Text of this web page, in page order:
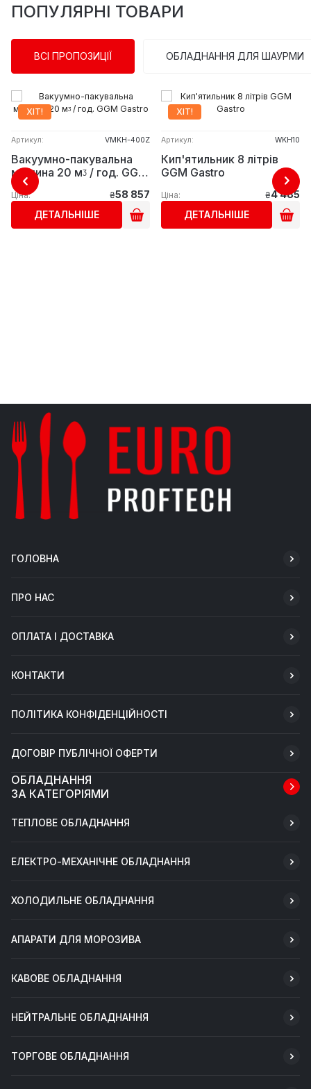
ПОПУЛЯРНІ ТОВАРИ
ВСІ ПРОПОЗИЦІЇ ОБЛАДНАННЯ ДЛЯ ШАУРМИ
ХІТ!
Артикул: VMKH-400Z
Вакуумно-пакувальна
машина 20 мᶾ / год. GGM
Gastro
Ціна: ₴58 857
ДЕТАЛЬНІШЕ
ХІТ!
Артикул: WKH10
Кип'ятильник 8 літрів
GGM Gastro
Ціна: ₴4 485
ДЕТАЛЬНІШЕ
ГОЛОВНА
ПРО НАС
ОПЛАТА І ДОСТАВКА
КОНТАКТИ
ПОЛІТИКА КОНФІДЕНЦІЙНОСТІ
ДОГОВІР ПУБЛІЧНОЇ ОФЕРТИ
ОБЛАДНАННЯ
ЗА КАТЕГОРІЯМИ
ТЕПЛОВЕ ОБЛАДНАННЯ
ЕЛЕКТРО-МЕХАНІЧНЕ ОБЛАДНАННЯ
ХОЛОДИЛЬНЕ ОБЛАДНАННЯ
АПАРАТИ ДЛЯ МОРОЗИВА
КАВОВЕ ОБЛАДНАННЯ
НЕЙТРАЛЬНЕ ОБЛАДНАННЯ
ТОРГОВЕ ОБЛАДНАННЯ